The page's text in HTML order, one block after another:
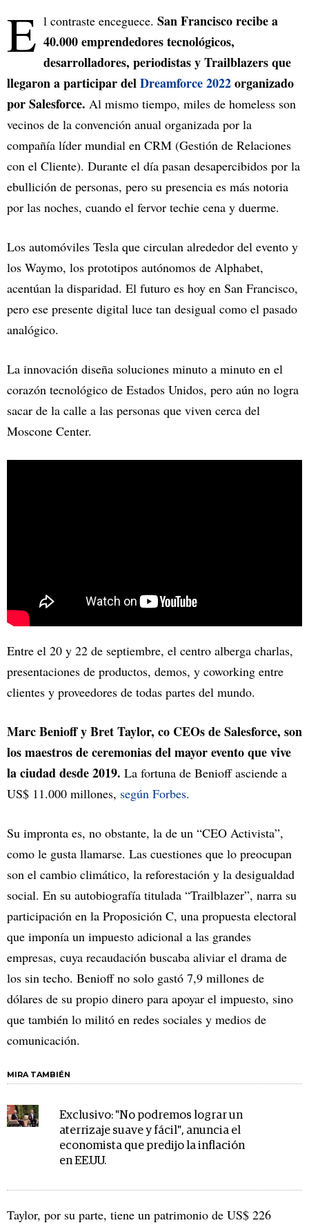
E l contraste enceguece. San Francisco recibe a
40.000 emprendedores tecnológicos,
desarrolladores, periodistas y Trailblazers que
llegaron a participar delDreamforce 2022organizado
por Salesforce. Al mismo tiempo, miles de homeless son
vecinos de la convención anual organizada por la
compañía líder mundial en CRM (Gestión de Relaciones
con el Cliente). Durante el día pasan desapercibidos por la
ebullición de personas, pero su presencia es más notoria
por las noches, cuando el fervor techie cena y duerme.
Los automóviles Tesla que circulan alrededor del evento y
los Waymo, los prototipos autónomos de Alphabet,
acentúan la disparidad. El futuro es hoy en San Francisco,
pero ese presente digital luce tan desigual como el pasado
analógico.
La innovación diseña soluciones minuto a minuto en el
corazón tecnológico de Estados Unidos, pero aún no logra
sacar de la calle a las personas que viven cerca del
Moscone Center.
Entre el 20 y 22 de septiembre, el centro alberga charlas,
presentaciones de productos, demos, y coworking entre
clientes y proveedores de todas partes del mundo.
Marc Benioff y Bret Taylor, co CEOs de Salesforce, son
los maestros de ceremonias del mayor evento que vive
la ciudad desde 2019. La fortuna de Benioff asciende a
US$ 11.000 millones, según Forbes.
Su impronta es, no obstante, la de un “CEO Activista”,
como le gusta llamarse. Las cuestiones que lo preocupan
son el cambio climático, la reforestación y la desigualdad
social. En su autobiografía titulada “Trailblazer”, narra su
participación en la Proposición C, una propuesta electoral
que imponía un impuesto adicional a las grandes
empresas, cuya recaudación buscaba aliviar el drama de
los sin techo. Benioff no solo gastó 7,9 millones de
dólares de su propio dinero para apoyar el impuesto, sino
que también lo militó en redes sociales y medios de
comunicación.
MIRA TAMBIÉN
Exclusivo: "No podremos lograr un
aterrizaje suave y fácil", anuncia el
economista que predijo la inflación
en EE.UU.
Taylor, por su parte, tiene un patrimonio de US$ 226